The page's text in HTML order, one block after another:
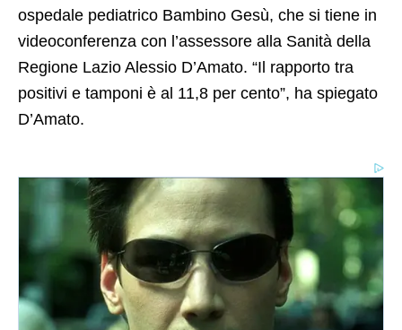
ospedale pediatrico Bambino Gesù, che si tiene in
videoconferenza con l’assessore alla Sanità della
Regione Lazio Alessio D’Amato. “Il rapporto tra
positivi e tamponi è al 11,8 per cento”, ha spiegato
D’Amato.